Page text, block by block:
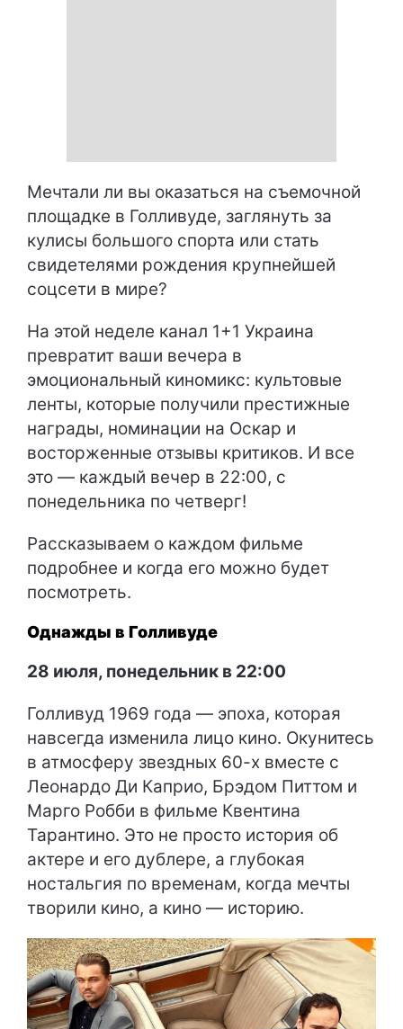
Мечтали ли вы оказаться на съемочной
площадке в Голливуде, заглянуть за
кулисы большого спорта или стать
свидетелями рождения крупнейшей
соцсети в мире?
На этой неделе канал 1+1 Украина
превратит ваши вечера в
эмоциональный киномикс: культовые
ленты, которые получили престижные
награды, номинации на Оскар и
восторженные отзывы критиков. И все
это — каждый вечер в 22:00, с
понедельника по четверг!
Рассказываем о каждом фильме
подробнее и когда его можно будет
посмотреть.
Однажды в Голливуде
28 июля, понедельник в 22:00
Голливуд 1969 года — эпоха, которая
навсегда изменила лицо кино. Окунитесь
в атмосферу звездных 60-х вместе с
Леонардо Ди Каприо, Брэдом Питтом и
Марго Робби в фильме Квентина
Тарантино. Это не просто история об
актере и его дублере, а глубокая
ностальгия по временам, когда мечты
творили кино, а кино — историю.